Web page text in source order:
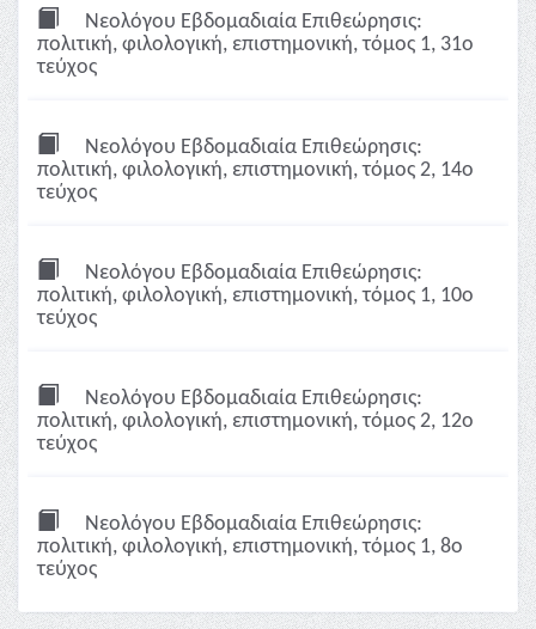
Νεολόγου Εβδομαδιαία Επιθεώρησις:
πολιτική, φιλολογική, επιστημονική, τόμος 1, 31ο
τεύχος
Νεολόγου Εβδομαδιαία Επιθεώρησις:
πολιτική, φιλολογική, επιστημονική, τόμος 2, 14ο
τεύχος
Νεολόγου Εβδομαδιαία Επιθεώρησις:
πολιτική, φιλολογική, επιστημονική, τόμος 1, 10ο
τεύχος
Νεολόγου Εβδομαδιαία Επιθεώρησις:
πολιτική, φιλολογική, επιστημονική, τόμος 2, 12ο
τεύχος
Νεολόγου Εβδομαδιαία Επιθεώρησις:
πολιτική, φιλολογική, επιστημονική, τόμος 1, 8ο
τεύχος